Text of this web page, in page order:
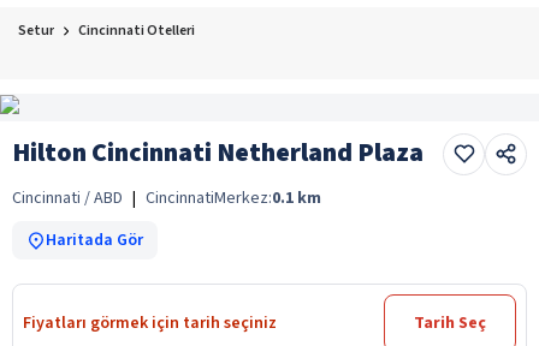
Setur Cincinnati Otelleri
Hilton Cincinnati Netherland Plaza
Cincinnati / ABD | CincinnatiMerkez:0.1 km
Haritada Gör
Fiyatları görmek için tarih seçiniz Tarih Seç